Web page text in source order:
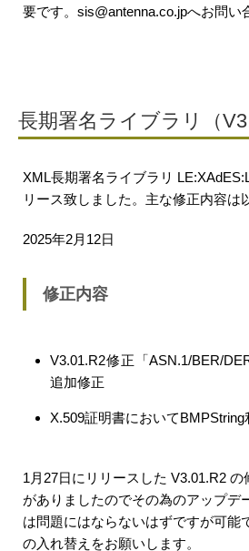
要です。sis@antenna.co.jpへお問い
長期署名ライブラリ（
XML長期署名ライブラリ
リース致しました。主な修正内容は
2025年2月12日
修正内容
V3.01.R2修正「ASN.1/BER/
追加修正
X.509証明書においてBMPString
1月27日にリリースした V3.01.R2
がありましたのでその為のアップデ
は問題にはならないはずですが可能
の入れ替えをお願いします。